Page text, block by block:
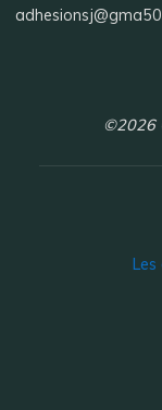
©2026
Les